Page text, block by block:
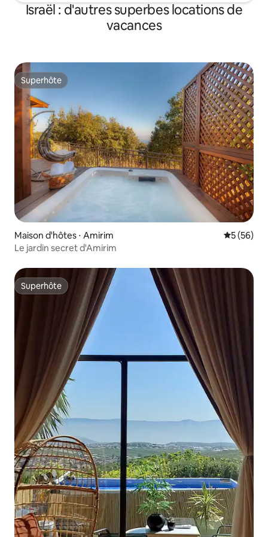
Israël : d'autres superbes locations de
vacances
Superhôte
Superhôte
Maison d'hôtes ⋅ Amirim
5 (56)
Le jardin secret d'Amirim
Superhôte
Superhôte